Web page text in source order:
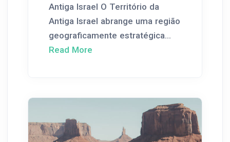
Antiga Israel O Território da
Antiga Israel abrange uma região
geograficamente estratégica...
Read More